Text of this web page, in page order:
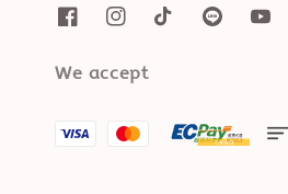
We accept